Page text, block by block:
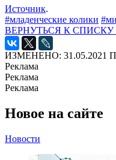
Источник.
#младенческие колики
ВЕРНУТЬСЯ К
ИЗМЕНЕНО: 31.05.2021
Реклама
Реклама
Реклама
Новое на сайте
Новости